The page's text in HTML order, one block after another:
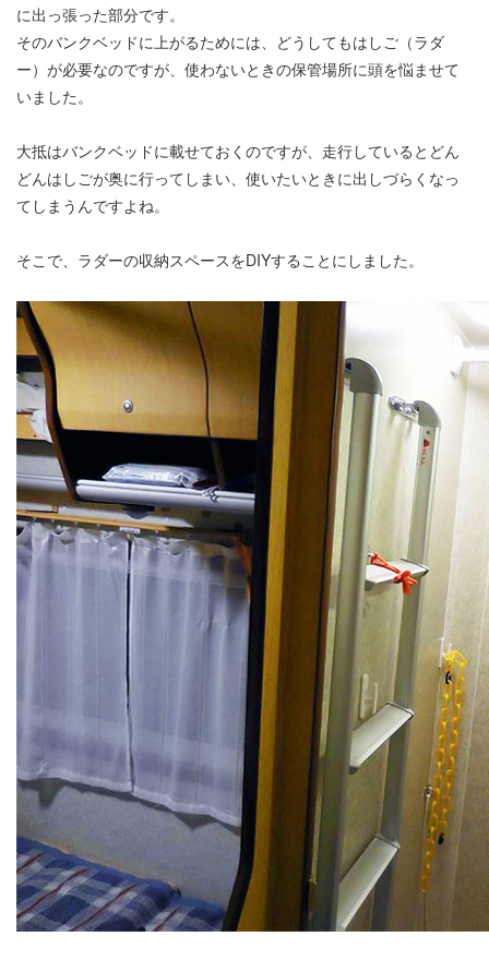
に出っ張った部分です。
そのバンクベッドに上がるためには、どうしてもはしご（ラダ
ー）が必要なのですが、使わないときの保管場所に頭を悩ませて
いました。
大抵はバンクベッドに載せておくのですが、走行しているとどん
どんはしごが奥に行ってしまい、使いたいときに出しづらくなっ
てしまうんですよね。
そこで、ラダーの収納スペースをDIYすることにしました。